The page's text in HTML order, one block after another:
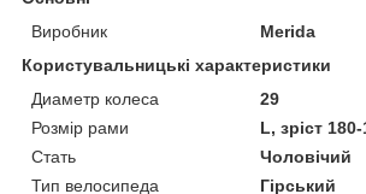
Виробник
Merida
Користувальницькі характеристики
Диаметр колеса
29
Розмір рами
L, зріст
Стать
Чоловічий
Тип велосипеда
Гірський